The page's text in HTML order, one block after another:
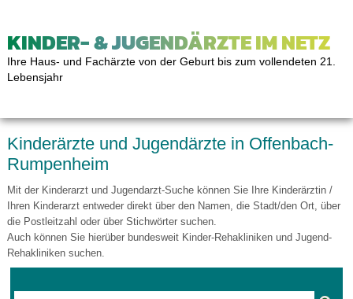
KINDER- & JUGENDÄRZTE IM NETZ
Ihre Haus- und Fachärzte von der Geburt bis zum vollendeten 21.
Lebensjahr
Kinderärzte und Jugendärzte in Offenbach-
Rumpenheim
Mit der Kinderarzt und Jugendarzt-Suche können Sie Ihre Kinderärztin /
Ihren Kinderarzt entweder direkt über den Namen, die Stadt/den Ort, über
die Postleitzahl oder über Stichwörter suchen.
Auch können Sie hierüber bundesweit Kinder-Rehakliniken und Jugend-
Rehakliniken suchen.